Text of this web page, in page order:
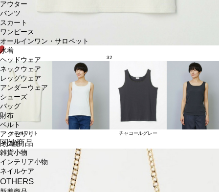
アウター
パンツ
スカート
ワンピース
オールインワン・サロペット
水着
ヘッドウェア
ネックウェア
レッグウェア
アンダーウェア
シューズ
バッグ
財布
ベルト
アクセサリ
その他
雑貨小物
インテリア小物
ネイルケア
OTHERS
32
オフホワイト チャコールグレー
関連商品